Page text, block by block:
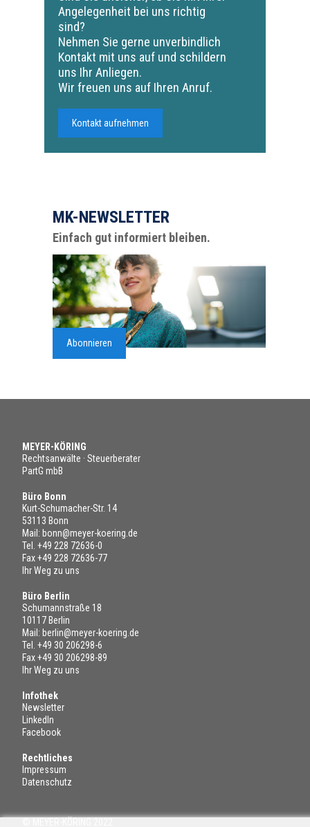
Angelegenheit bei uns richtig
sind?
Nehmen Sie gerne unverbindlich
Kontakt mit uns auf und schildern
uns Ihr Anliegen.
Wir freuen uns auf Ihren Anruf.
Kontakt aufnehmen
MK-NEWSLETTER
Einfach gut informiert bleiben.
Abonnieren
MEYER-KÖRING
Rechtsanwälte · Steuerberater
PartG mbB
Büro Bonn
Kurt-Schumacher-Str. 14
53113 Bonn
Mail: bonn@meyer-koering.de
Tel. +49 228 72636-0
Fax +49 228 72636-77
Ihr Weg zu uns
Büro Berlin
Schumannstraße 18
10117 Berlin
Mail: berlin@meyer-koering.de
Tel. +49 30 206298-6
Fax +49 30 206298-89
Ihr Weg zu uns
Infothek
Newsletter
LinkedIn
Facebook
Rechtliches
Impressum
Datenschutz